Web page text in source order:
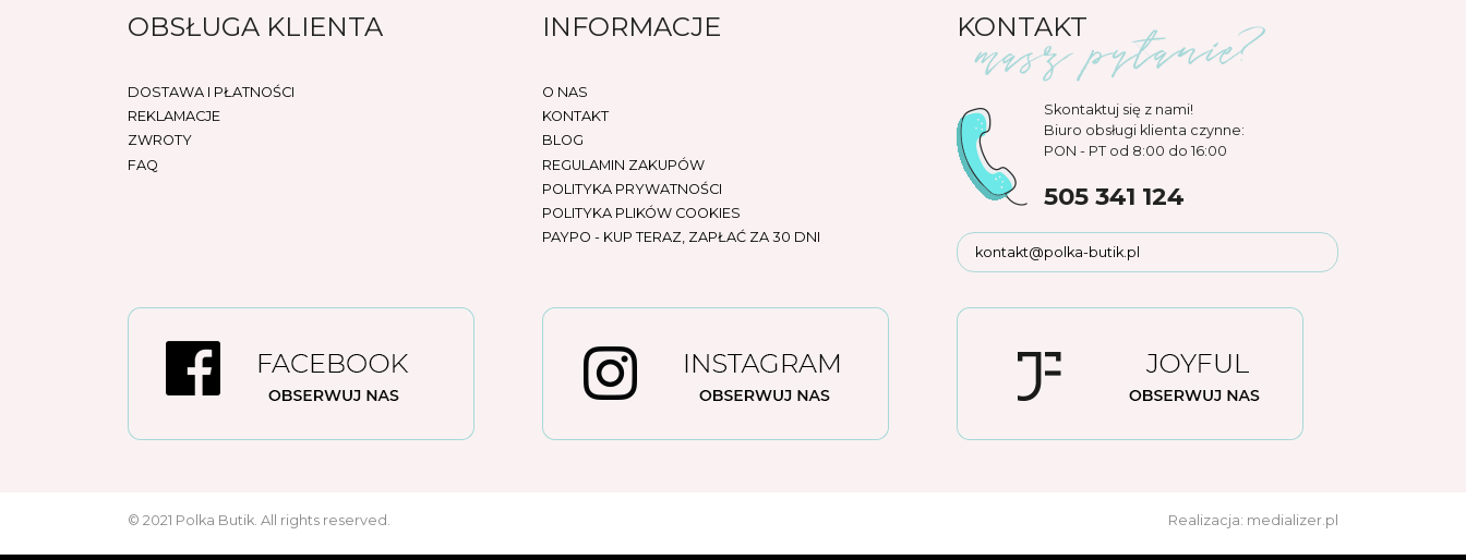
OBSŁUGA KLIENTA
DOSTAWA I PŁATNOŚCI
REKLAMACJE
ZWROTY
FAQ
INFORMACJE
O NAS
KONTAKT
BLOG
REGULAMIN ZAKUPÓW
POLITYKA PRYWATNOŚCI
POLITYKA PLIKÓW COOKIES
PAYPO - KUP TERAZ, ZAPŁAĆ ZA 30 DNI
KONTAKT
Skontaktuj się z nami!
Biuro obsługi klienta czynne:
PON - PT od 8:00 do 16:00
505 341 124
kontakt@polka-butik.pl
© 2021 Polka Butik. All rights reserved. Realizacja: medializer.pl